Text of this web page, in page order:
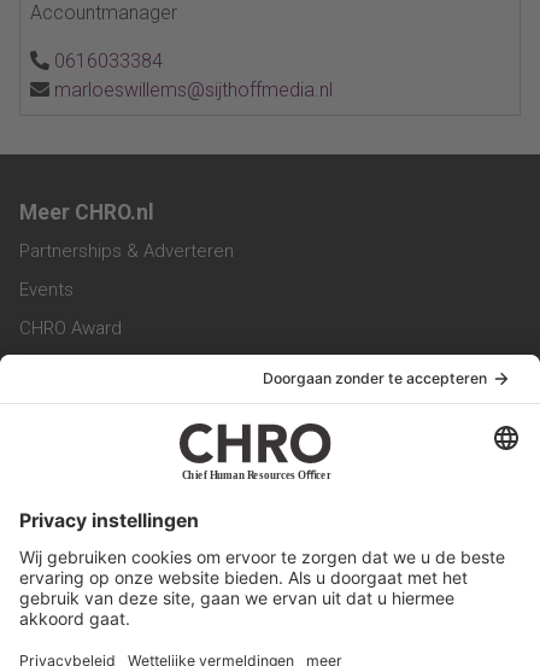
Accountmanager
0616033384
marloeswillems@sijthoffmedia.nl
Meer CHRO.nl
Partnerships & Adverteren
Events
CHRO Award
CHRO Magazine
Service & Contact
Werken bij ons
Privacy Statement
Algemene Voorwaarden